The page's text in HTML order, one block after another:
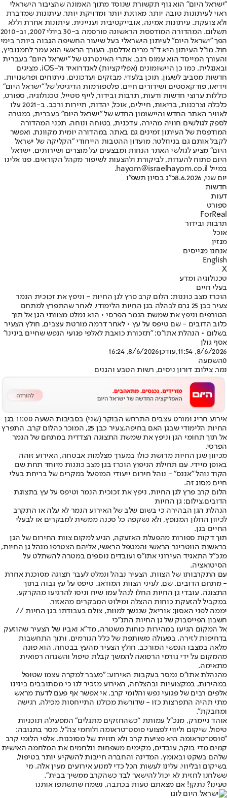
"ישראל היום" הוא גוף תקשורת שנוסד מתוך האמונה שהציבור הישראלי
ראוי לעיתונות טובה יותר, מאוזנת יותר ומדויקת יותר. עיתונות שמדברת
ולא צועקת. עיתונות אמינה, אובייקטיבית ועניינית. עיתונות אחרת וללא
תשלום. המהדורה המודפסת הראשונה פורסמה ב-30 ביולי 2007, וב-2010
הפך "ישראל היום" לעיתון הישראלי בעל שיעור החשיפה הגבוה ביותר בימי
חול. מו"ל העיתון היא ד"ר מרים אדלסון. העורך הראשי הוא עמר לחמנוביץ,
והעורך המייסד הוא עמוס רגב. אתרי האינטרנט של "ישראל היום" בעברית
ובאנגלית, כמו כן היישומונים (אפליקציות) לאנדרואיד ול-iOS, מציגים
חדשות מסביב לשעון, תוכן בלעדי, מבזקים ועדכונים, ניתוחים ופרשנויות,
וידיאו, פודקאסטים ושידורים חיים. פלטפורמות הדיגיטל של "ישראל היום"
כוללות ערוצי חדשות ודעות, תרבות ובידור, לייף סטייל, טכנולוגיה, ספורט,
כלכלה וצרכנות, בריאות, חיילים, אוכל, יהדות, תיירות ורכב. ב-2021 עלו
לאוויר האתר החדש והיישומון החדש של "ישראל היום" בעברית, במטרה
לספק לגולשים חוויה מהירה, עדכנית, בטוחה ונוחה. תכני המהדורה
המודפסת של העיתון זמינים גם באתר, במהדורה יומית מקוונת, ואפשר
לקבל אותם גם בניוזלטר. מועדון ההטבות הייחודי "הקליקה של ישראל
היום" מציע לגולשי האתר הנחות ומבצעים על מוצרים ושירותים. ישראל
היום פתוח להערות, לביקורת ולהצעות לשיפור מקהל הקוראים. פנו אלינו
במייל hayom@israelhayom.co.il.
יום שני, 8.6.2026
כ"ג בסיון תשפ"ו
חדשות
דעות
ספורט
ForReal
תרבות ובידור
אוכל
מגזין
אנחנו מגייסים
English
X
טכנולוגיה ומדע
בעלי חיים
הוכרז מצב כוננות: הלום קרב פרץ לגן החיות - וניפץ את זכוכית הנמר
צעיר כבן 25 גרם לבהלה בגן החיות הלימודי, לאחר שהתפרץ למתחם
הטורפים וניפץ את שמשת הנמר הפרסי • הוא נמלט מצוותי הגן אל תוך
כלוב הדובים - שם טיפס על עץ • לאחר דרמה מורטת עצבים, חולץ הצעיר
בשלום • הנהלת אתו"ס: "תזכורת כואבת לאלפי פגועי הנפש שחיים בינינו"
אסף גולן
8/6/2026, 11:54
,עודכן8/6/2026, 16:24
0השמעה
נמר. צילום: דורון ניסים, רשות הטבע והגנים
אירוע חריג ומורט עצבים התרחש הבוקר (שני) בסביבות השעה 11:00 בגן
החיות הלימודי שבגן האם בחיפה.
צעיר כבן 25, המוכר כהלום קרב, התפרץ
אל תוך תחומי הגן וניפץ את שמשת התצוגה הצדדית במתחם של הנמר
הפרסי.
מכיוון שגן החיות מרושת כולו במערך מצלמות אבטחה, האירוע זוהה
באופן מיידי. עם תחילת הניפוץ הוכרז בגן מצב כוננות מיוחד תחת שם
הקוד נוהל "אננס" - נוהל חירום ייעודי המופעל במקרים של בריחת בעלי
חיים מסוג זה.
הלום קרב פרץ לגן החיות, ניפץ את זכוכית הנמר וטיפס על עץ בתצוגת
הדובים,צילום: גן החיות
הנהלת הגן הבהירה כי בשום שלב של האירוע הנמר לא עלה או התקרב
לכיוון החלון המנופץ, ולא נשקפה כל סכנה ממשית למבקרים או לבעלי
החיים בגן.
תוך דקות ספורות מהפעלת האזעקה, הגיע למקום צוות החירום של הגן
בראשות הווטרינר הראשי והמטפל הראשי, אליהם הצטרפו מנהל גן החיות,
מנכ"ל התאגיד העירוני אתו"ס ועובדים נוספים במטרה להשתלט על
הסיטואציה.
עם התקרבותו של הצוות, הצעיר נבהל ונמלט לעבר תצוגה מסוכנת אחרת
- מתחם הדובים. שם, לעיני הצוות המודאג, טיפס על עץ גבוה בתוך
התצוגה. עובדי גן החיות החלו לנהל עמו שיח וניסו להרגיעו מהקרקע,
במקביל להזעקת כוחות ההצלה ומילוט המבקרים מהאזור.
יממה לפני האסון: אוריאל, שננשך למוות, צולם בעבודתו בגן החיות //
חשבון הפייסבוק של גן החיות התנ"כי
אל המקום הגיעו במהירות כוחות משטרה, מד"א ואביו של הצעיר שהוזעק
בדחיפות לזירה. בפעולה משותפת של כלל הגורמים, ותוך התחשבות
מלאה במצבו הנפשי המורכב, חולץ הצעיר מהעץ בבטחה. הוא פונה
מהמקום על ידי גורמי הרפואה להמשך קבלת טיפול והשגחה רפואית
מתאימה.
מהנהלת אתו"ס נמסר בעקבות האירוע: "מעבר למקרה עצמו שטופל
במהירות, במקצועיות ובהצלחה, האירוע מזכיר לנו כי מסתובבים בינינו
אלפים רבים של פגועי נפש והלומי קרב. אי אפשר אף פעם לדעת מראש
מתי תהיה התפרצות כזו - שדורשת מכולנו התייחסות מכילה, רגישה
ומחבקת".
אוהד ניימרק, מנכ”ל עמותת “כשהחזקים מתגלים” המפעילה תוכניות
טיפול, שיקום וליווי לפצועי פוסט־טראומה ולוחמי צה”ל, מסר בתגובה:
״פוסט־טראומה היא פציעת קרב ולא תווית של מסוכנות. אלפי הלומי קרב
קמים מדי בוקר, עובדים, מקימים משפחות ונלחמים את המלחמה האישית
שלהם בשקט ובאומץ. המדינה והחברה חייבות להשקיע יותר בטיפול,
בשיקום ובליווי. עלינו לעשות הכל כדי למנוע אירועים מעין אלה. מי
ששלחנו לחזית לא יכול להישאר לבד כשהקרב ממשיך בבית״.
טעינו? נתקן! אם מצאתם טעות בכתבה, נשמח שתשתפו אותנו